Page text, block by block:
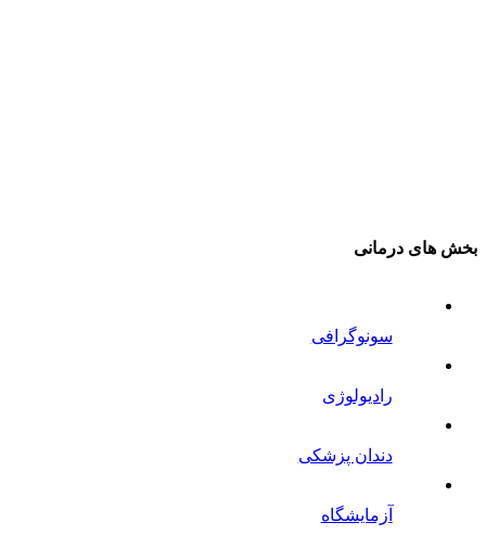
بخش های درمانی
سونوگرافی
رادیولوژی
دندان پزشکی
آزمایشگاه